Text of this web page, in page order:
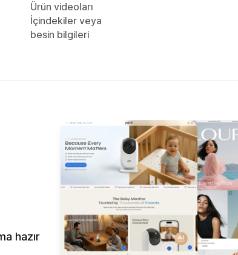
Ürün videoları
İçindekiler veya
besin bilgileri
hazır